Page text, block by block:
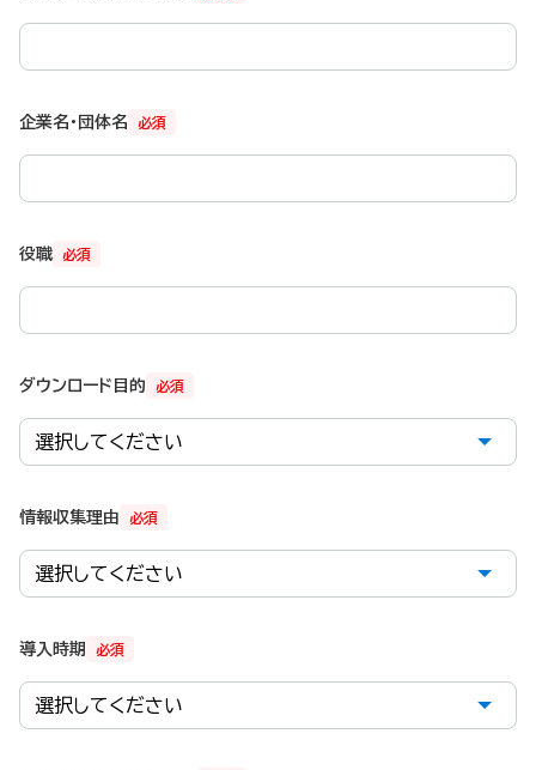
必須
企業名・団体名
必須
役職
必須
ダウンロード目的
必須
情報収集理由
必須
導入時期